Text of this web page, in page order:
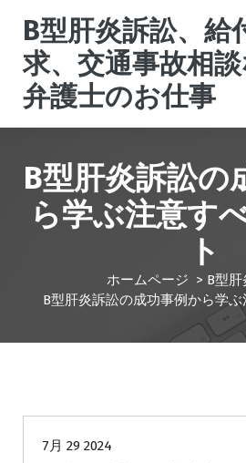
ス
B型肝炎訴訟、給
求、交通事故相
弁護士のお仕事
B型肝炎訴訟の
ら学ぶ注意す
ト
ホームページ > B型
B型肝炎訴訟の成功事例から学
7月 29 2024